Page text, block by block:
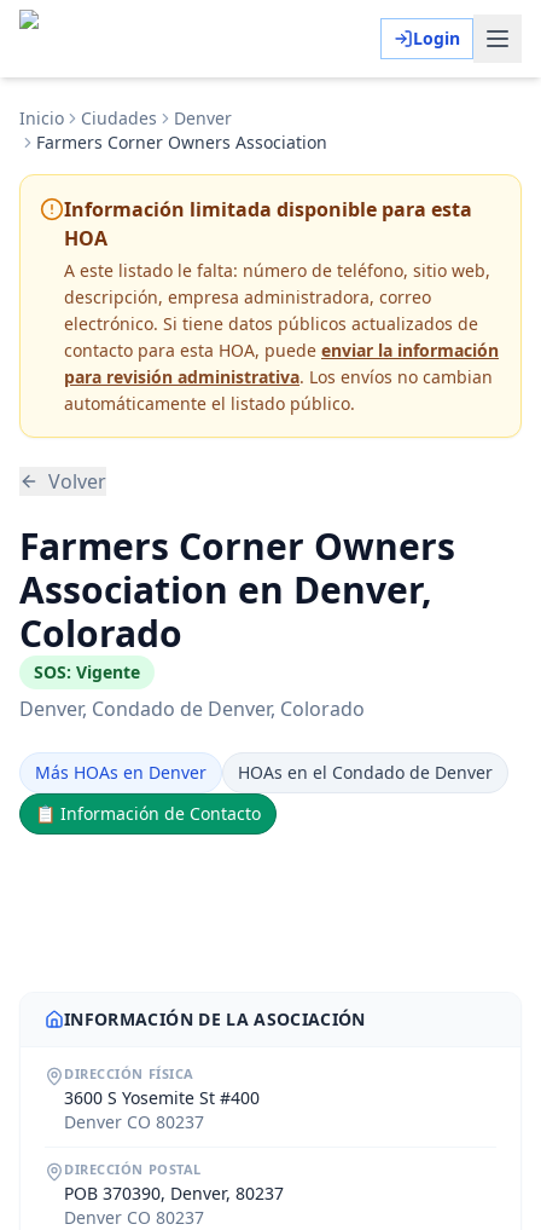
Login
Inicio Ciudades
Denver
Farmers Corner Owners Association
Información limitada disponible para esta
HOA
A este listado le falta: número de teléfono, sitio web,
descripción, empresa administradora, correo
electrónico. Si tiene datos públicos actualizados de
contacto para esta HOA, puede enviar la información
para revisión administrativa. Los envíos no cambian
automáticamente el listado público.
Volver
Farmers Corner Owners
Association en Denver,
Colorado
SOS: Vigente
Denver, Condado de Denver, Colorado
Más HOAs en Denver
HOAs en el Condado de Denver
📋 Información de Contacto
INFORMACIÓN DE LA ASOCIACIÓN
DIRECCIÓN FÍSICA
3600 S Yosemite St #400
Denver CO 80237
DIRECCIÓN POSTAL
POB 370390, Denver, 80237
Denver CO 80237